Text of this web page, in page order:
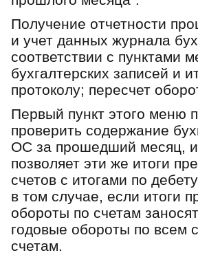
Получение отчетности
и учет данных журнала
соответствии с пунктами
бухгалтерских записей и
протоколу; пересчет
Первый пункт этого меню
проверить содержание
ОС за прошедший месяц,
позволяет эти же итоги
счетов с итогами по
в том случае, если итоги
обороты по счетам
годовые обороты по всем
счетам.